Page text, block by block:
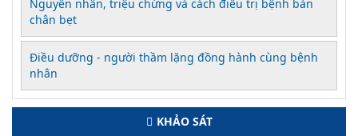
Nguyên nhân, triệu chứng và cách điều trị bệnh bàn
chân bẹt
Điều dưỡng - người thầm lặng đồng hành cùng bệnh
nhân
KHẢO SÁT